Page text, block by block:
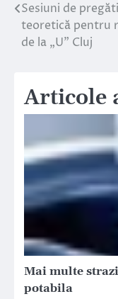
Navigare
în
Sesiuni de
teoretică pentru
de la „U” Cluj
Articole
Mai multe
potabila